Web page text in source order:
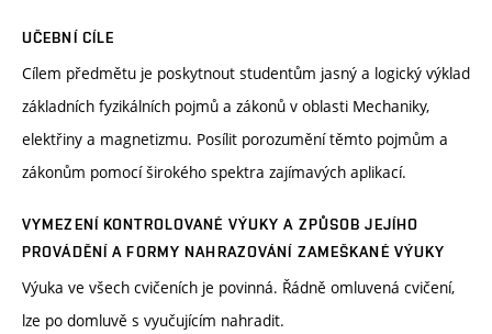
UČEBNÍ CÍLE
Cílem předmětu je poskytnout studentům jasný a logický výklad
základních fyzikálních pojmů a zákonů v oblasti Mechaniky,
elektřiny a magnetizmu. Posílit porozumění těmto pojmům a
zákonům pomocí širokého spektra zajímavých aplikací.
VYMEZENÍ KONTROLOVANÉ VÝUKY A ZPŮSOB JEJÍHO
PROVÁDĚNÍ A FORMY NAHRAZOVÁNÍ ZAMEŠKANÉ VÝUKY
Výuka ve všech cvičeních je povinná. Řádně omluvená cvičení,
lze po domluvě s vyučujícím nahradit.